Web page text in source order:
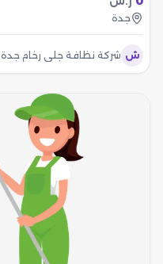
جدة
ش شركة نظافة جلي رخام جدة